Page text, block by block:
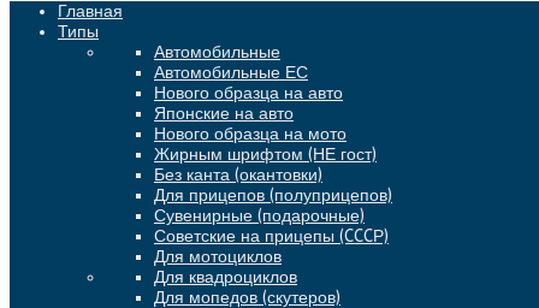
Главная
Типы
Автомобильные
Автомобильные ЕС
Нового образца на авто
Японские на авто
Нового образца на мото
Жирным шрифтом (НЕ гост)
Без канта (окантовки)
Для прицепов (полуприцепов)
Сувенирные (подарочные)
Советские на прицепы (CCCР)
Для мотоциклов
Для квадроциклов
Для мопедов (скутеров)